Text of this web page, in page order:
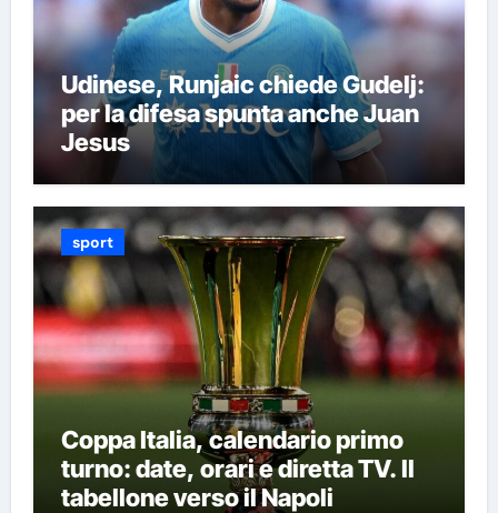
Udinese, Runjaic chiede Gudelj:
per la difesa spunta anche Juan
Jesus
sport
Coppa Italia, calendario primo
turno: date, orari e diretta TV. Il
tabellone verso il Napoli